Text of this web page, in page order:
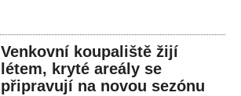
Venkovní koupaliště žijí
létem, kryté areály se
připravují na novou sezónu